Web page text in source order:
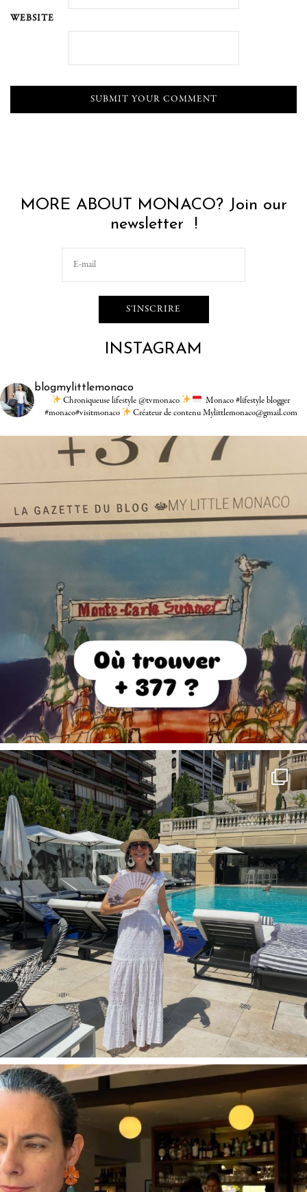
WEBSITE
MORE ABOUT MONACO? Join our
newsletter !
INSTAGRAM
blogmylittlemonaco
Chroniqueuse lifestyle @tvmonaco
Monaco #lifestyle blogger
#monaco#visitmonaco
Créateur de contenu Mylittlemonaco@gmail.com